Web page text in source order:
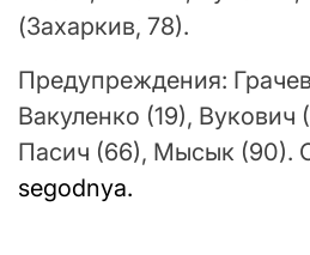
(Захаркив, 78).
Предупреждения:
Вакуленко (19), Вукович
Пасич (66), Мысык (90).
segodnya.